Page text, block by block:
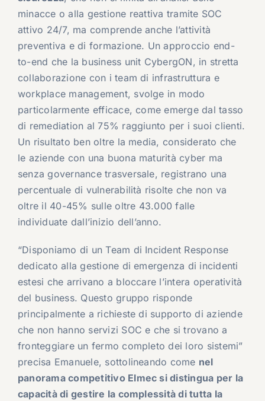
minacce o alla gestione reattiva tramite SOC
attivo 24/7, ma comprende anche l’attività
preventiva e di formazione. Un approccio end-
to-end che la business unit CybergON, in stretta
collaborazione con i team di infrastruttura e
workplace management, svolge in modo
particolarmente efficace, come emerge dal tasso
di remediation al 75% raggiunto per i suoi clienti.
Un risultato ben oltre la media, considerato che
le aziende con una buona maturità cyber ma
senza governance trasversale, registrano una
percentuale di vulnerabilità risolte che non va
oltre il 40-45% sulle oltre 43.000 falle
individuate dall’inizio dell’anno.
“Disponiamo di un Team di Incident Response
dedicato alla gestione di emergenza di incidenti
estesi che arrivano a bloccare l’intera operatività
del business. Questo gruppo risponde
principalmente a richieste di supporto di aziende
che non hanno servizi SOC e che si trovano a
fronteggiare un fermo completo dei loro sistemi”
precisa Emanuele, sottolineando come nel
panorama competitivo Elmec si distingua per la
capacità di gestire la complessità di tutta la